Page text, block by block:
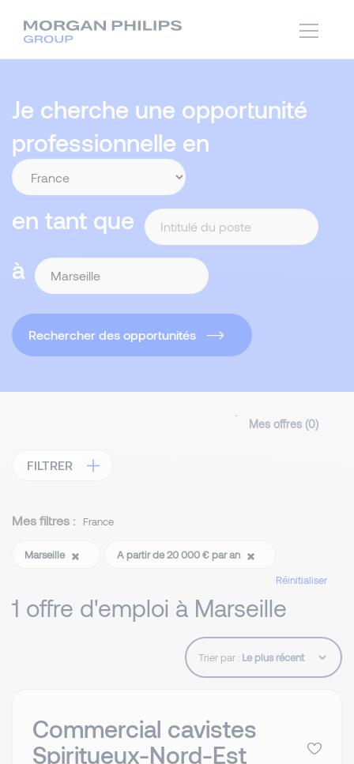
Je cherche une opportunité
professionnelle en
en tant que
à
Rechercher des opportunités
Mes offres (0)
FILTRER
Mes filtres : France
Marseille
A partir de 20 000 € par an
Réinitialiser
1 offre d'emploi à Marseille
Trier par :
Commercial cavistes
Spiritueux-Nord-Est